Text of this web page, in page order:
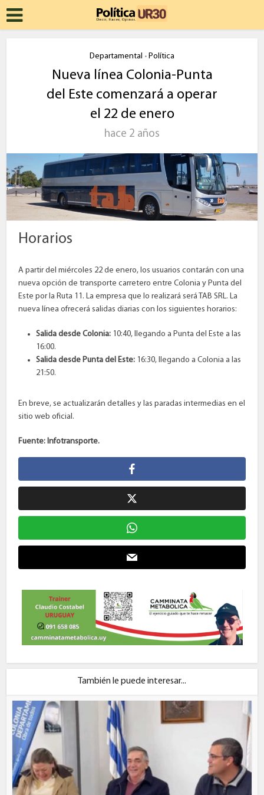
Departamental • Política
Nueva línea Colonia-Punta
del Este comenzará a operar
el 22 de enero
hace 2 años
Horarios
A partir del miércoles 22 de enero, los usuarios contarán con una
nueva opción de transporte carretero entre Colonia y Punta del
Este por la Ruta 11. La empresa que lo realizará será TAB SRL. La
nueva línea ofrecerá salidas diarias con los siguientes horarios:
Salida desde Colonia: 10:40, llegando a Punta del Este a las
16:00.
Salida desde Punta del Este: 16:30, llegando a Colonia a las
21:50.
En breve, se actualizarán detalles y las paradas intermedias en el
sitio web oficial.
Fuente: Infotransporte.
También le puede interesar...